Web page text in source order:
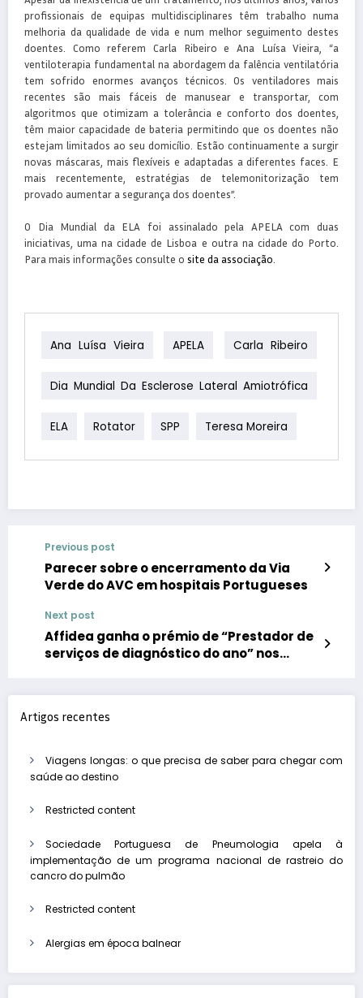
profissionais de equipas multidisciplinares têm trabalho numa
melhoria da qualidade de vida e num melhor seguimento destes
doentes. Como referem Carla Ribeiro e Ana Luísa Vieira, “a
ventiloterapia fundamental na abordagem da falência ventilatória
tem sofrido enormes avanços técnicos. Os ventiladores mais
recentes são mais fáceis de manusear e transportar, com
algoritmos que otimizam a tolerância e conforto dos doentes,
têm maior capacidade de bateria permitindo que os doentes não
estejam limitados ao seu domicílio. Estão continuamente a surgir
novas máscaras, mais flexíveis e adaptadas a diferentes faces. E
mais recentemente, estratégias de telemonitorização tem
provado aumentar a segurança dos doentes”.
O Dia Mundial da ELA foi assinalado pela APELA com duas
iniciativas, uma na cidade de Lisboa e outra na cidade do Porto.
Para mais informações consulte o site da associação
Ana Luísa Vieira APELA Carla Ribeiro
Dia Mundial Da Esclerose Lateral Amiotrófica
ELA Rotator SPP Teresa Moreira
Previous post
Parecer sobre o encerramento da Via
Verde do AVC em hospitais Portugueses
Next post
Affidea ganha o prémio de “Prestador de
serviços de diagnóstico do ano” nos
Artigos recentes
Viagens longas: o que precisa de saber para chegar com
saúde ao destino
Restricted content
Sociedade Portuguesa de Pneumologia apela à
implementação de um programa nacional de rastreio do
cancro do pulmão
Restricted content
Alergias em época balnear